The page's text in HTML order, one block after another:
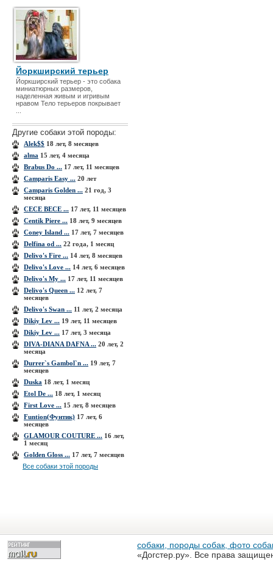
Йоркширский терьер
Йоркширский терьер - это собака
миниатюрных размеров,
наделенная живым и игривым
нравом Тело терьеров покрывает
Другие собаки этой породы:
Alek$$ 18 лет, 8 месяцев
alma 15 лет, 4 месяца
Brabus Do ... 17 лет, 11 месяцев
Camparis Easy ... 20 лет
Camparis Golden ... 21 год, 3
месяца
CECE BECE ... 17 лет, 11 месяцев
Centik Piere ... 18 лет, 9 месяцев
Coney Island ... 17 лет, 7 месяцев
Delfina od ... 22 года, 1 месяц
Delivo's Fire ... 14 лет, 8 месяцев
Delivo's Love ... 14 лет, 6 месяцев
Delivo's My ... 17 лет, 11 месяцев
Delivo's Queen ... 12 лет, 7
месяцев
Delivo's Swan ... 11 лет, 2 месяца
Dikiy Lev ... 19 лет, 11 месяцев
Dikiy Lev ... 17 лет, 3 месяца
DIVA-DIANA DAFNA ... 20 лет, 2
месяца
Durrer`s Gambol`n ... 19 лет, 7
месяцев
Duska 18 лет, 1 месяц
Etol De ... 18 лет, 1 месяц
First Love ... 15 лет, 8 месяцев
Funtion(Фунтик) 17 лет, 6
месяцев
GLAMOUR COUTURE ... 16 лет,
1 месяц
Golden Gloss ... 17 лет, 7 месяцев
Все собаки этой породы
собаки, породы собак, фото
«Догстер.ру». Все права